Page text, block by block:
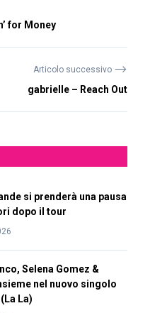
for Money
Articolo successivo ⟶
gabrielle – Reach Out
si prenderà una pausa
dopo il tour
Selena Gomez &
nel nuovo singolo
La)